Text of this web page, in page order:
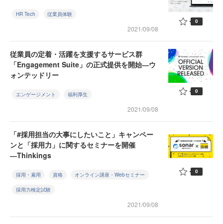
HR Tech 従業員体験
2021/09/08
0
従業員の定着・活躍を支援するサービス群
「Engagement Suite」の正式提供を開始―ウ
ォンテッドリー
エンゲージメント 福利厚生
2021/09/08
0
「#採用担当の大事にしたいこと」キャンペー
ンと「採用力」に関するセミナーを開催
―Thinkings
採用・雇用 資格 オンライン講座・Webセミナー
採用力検定試験
2021/09/08
0